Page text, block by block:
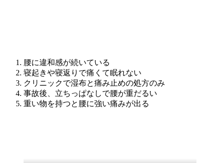
腰に違和感が続いている
寝起きや寝返りで痛くて眠れない
クリニックで湿布と痛み止めの処方のみ
事故後、立ちっぱなしで腰が重だるい
重い物を持つと腰に強い痛みが出る